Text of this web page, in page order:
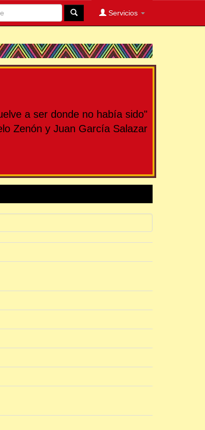
Servicios
a ser donde no había sido"
Zenón y Juan García Salazar